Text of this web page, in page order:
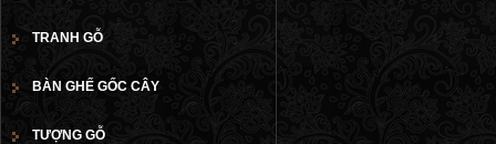
TRANH GỖ
BÀN GHẾ GỐC CÂY
TƯỢNG GỖ